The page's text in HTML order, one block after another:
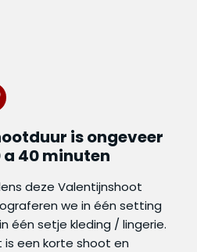
is ongeveer
a 40 minuten
deze Valentijnshoot
we in één setting
één setje kleding / lingerie.
is een korte shoot en